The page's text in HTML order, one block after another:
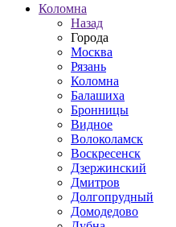
Коломна
Назад
Города
Москва
Рязань
Коломна
Балашиха
Бронницы
Видное
Волоколамск
Воскресенск
Дзержинский
Дмитров
Долгопрудный
Домодедово